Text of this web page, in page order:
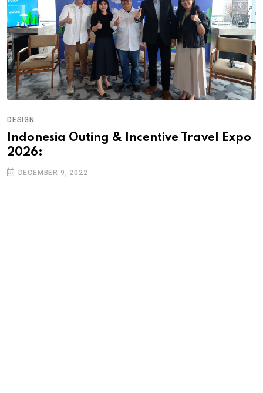
DESIGN
Indonesia Outing & Incentive Travel Expo
2026:
DECEMBER 9, 2022